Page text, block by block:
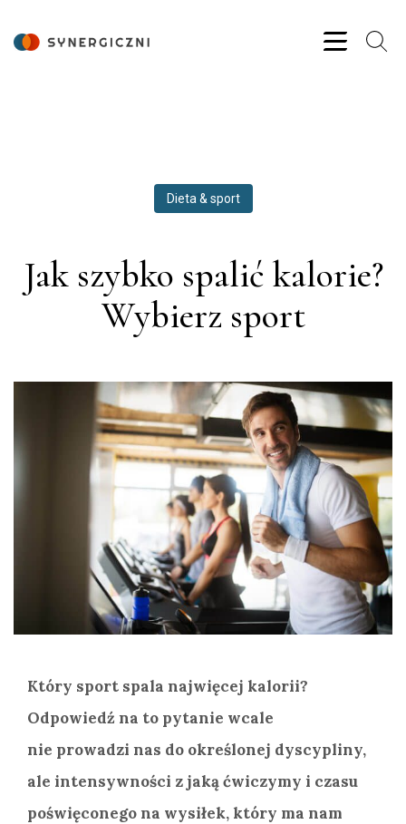
Dieta & sport
Jak szybko spalić kalorie?
Wybierz sport
Który sport spala najwięcej kalorii?
Odpowiedź na to pytanie wcale
nie prowadzi nas do określonej dyscypliny,
ale intensywności z jaką ćwiczymy i czasu
poświęconego na wysiłek, który ma nam